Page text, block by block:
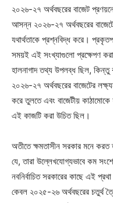
২০২৬-২৭ অর্থবছরের বাজেট
আসন্ন ২০২৬-২৭ অর্থবছরের বাজেটে
যথার্থতাকে প্রশ্নবিদ্ধ করে।
সময়ই এই সংখ্যাগুলো প্রক্ষেপণ
হালনাগাদ তথ্য উপলব্ধ ছিল, কিন্তু
২০২৬-২৭ অর্থবছরের বাজেটের
করে তুলতে এবং বাজেটীয়
এই কাজটি করা উচিত ছিল।
অতীতে ক্ষমতাসীন সরকার মনে করত
যে, তারা উল্লেখযোগ্যভাবে কম
নবনির্বাচিত সরকারের কাছে এই
কেবল ২০২৫-২৬ অর্থবছরের চতুর্থ